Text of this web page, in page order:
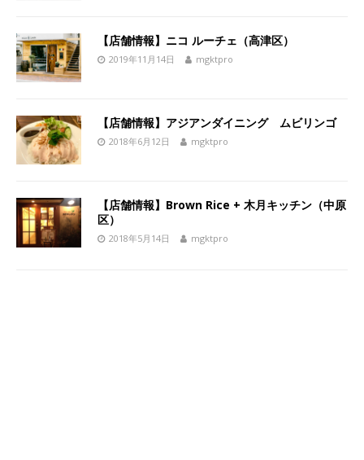
【店舗情報】ニコ ルーチェ（高津区）
2019年11月14日 mgktpro
【店舗情報】アジアンダイニング ムビリンゴ
2018年6月12日 mgktpro
【店舗情報】Brown Rice + 木月キッチン（中原
区）
2018年5月14日 mgktpro